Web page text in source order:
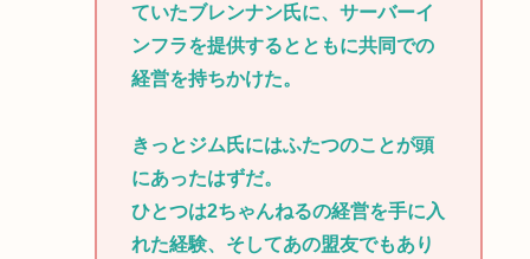
ていたブレンナン氏に、サーバーイ
ンフラを提供するとともに共同での
経営を持ちかけた。
きっとジム氏にはふたつのことが頭
にあったはずだ。
ひとつは2ちゃんねるの経営を手に入
れた経験、そしてあの盟友でもあり